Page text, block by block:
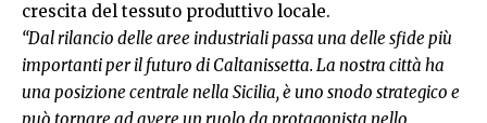
crescita del tessuto produttivo locale.
“Dal rilancio delle aree industriali passa una delle sfide più
importanti per il futuro di Caltanissetta. La nostra città ha
una posizione centrale nella Sicilia, è uno snodo strategico e